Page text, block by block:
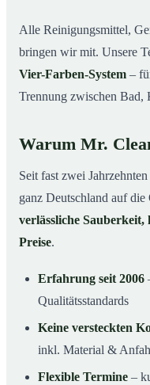
Alle Reinigungsmittel,
bringen wir mit. Unsere
Vier-Farben-System –
Trennung zwischen Bad,
Warum Mr.
Seit fast zwei
ganz Deutschland auf
verlässliche
Preise.
Erfahrung seit 2006
Qualitätsstandards
Keine versteckten
inkl. Material &
Flexible Termine –